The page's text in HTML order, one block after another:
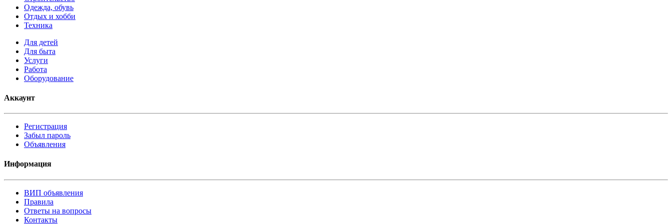
Одежда, обувь
Отдых и хобби
Техника
Для детей
Для быта
Услуги
Работа
Оборудование
Аккаунт
Регистрация
Забыл пароль
Объявления
Информация
ВИП объявления
Правила
Ответы на вопросы
Контакты